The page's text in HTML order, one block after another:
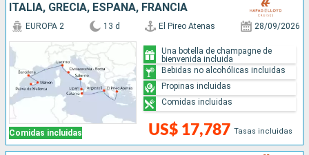
ITALIA, GRECIA, ESPAÑA, FRANCIA
Comidas incluidas
EUROPA 2 13 d El Pireo Atenas 28/09/2026
US$ 17,787 Tasas incluidas
Una botella de champagne de
bienvenida incluida
Bebidas no alcohólicas incluidas
Propinas incluidas
Comidas incluidas